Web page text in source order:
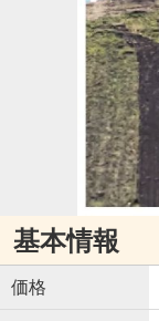
基本情報
価格